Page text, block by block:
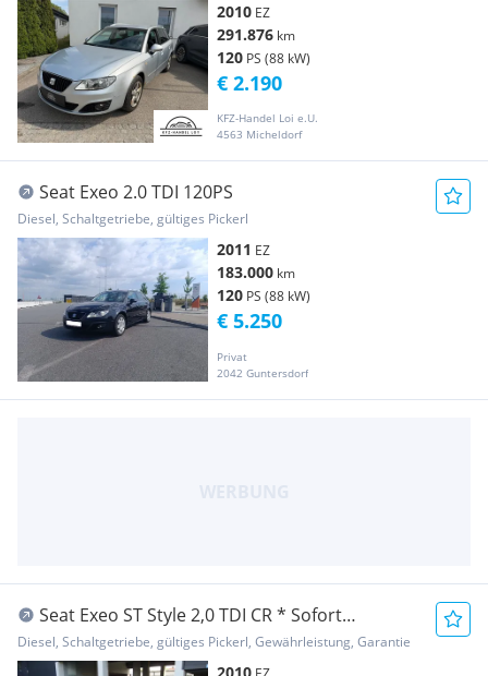
2010 EZ
291.876 km
120 PS (88 kW)
KFZ-Handel Loi e.U.
4563 Micheldorf
€ 2.190
Seat Exeo 2.0 TDI 120PS
Diesel, Schaltgetriebe, gültiges Pickerl
2011 EZ
183.000 km
120 PS (88 kW)
Privat
2042 Guntersdorf
€ 5.250
Seat Exeo ST Style 2,0 TDI CR * Sofort
Finanzierung ...
Diesel, Schaltgetriebe, gültiges Pickerl, Gewährleistung, Garantie
2010